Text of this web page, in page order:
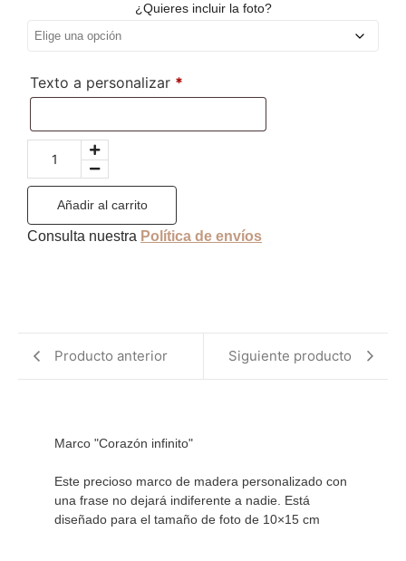
¿Quieres incluir la foto?
Texto a personalizar *
Añadir al carrito
Consulta nuestra Política de envíos
Producto anterior Siguiente producto
Marco "Corazón infinito"
Este precioso marco de madera personalizado con
una frase no dejará indiferente a nadie. Está
diseñado para el tamaño de foto de 10×15 cm